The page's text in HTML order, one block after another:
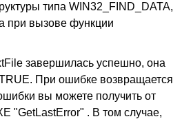
типа WIN32_FIND_DATA,
при вызове функции
завершилась успешно, она
При ошибке возвращается
вы можете получить от
"GetLastError" . В том случае,